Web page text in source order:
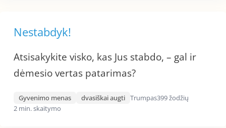
Nestabdyk!
Atsisakykite visko, kas Jus stabdo, – gal ir
dėmesio vertas patarimas?
Gyvenimo menas dvasiškai augti Trumpas399 žodžių
2 min. skaitymo